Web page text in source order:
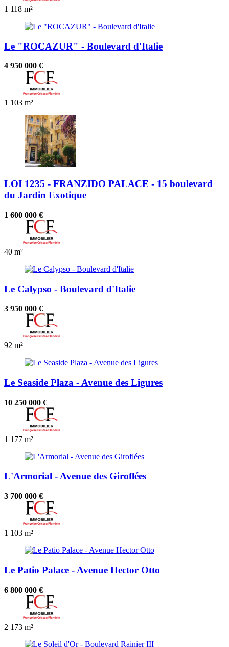
1 118 m²
Le "ROCAZUR" - Boulevard d'Italie
4 950 000 €
1 103 m²
LOI 1235 - FRANZIDO PALACE - 15 boulevard
du Jardin Exotique
1 600 000 €
40 m²
Le Calypso - Boulevard d'Italie
3 950 000 €
92 m²
Le Seaside Plaza - Avenue des Ligures
10 250 000 €
1 177 m²
L'Armorial - Avenue des Giroflées
3 700 000 €
1 103 m²
Le Patio Palace - Avenue Hector Otto
6 800 000 €
2 173 m²